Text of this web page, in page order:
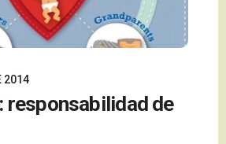
2014
responsabilidad de